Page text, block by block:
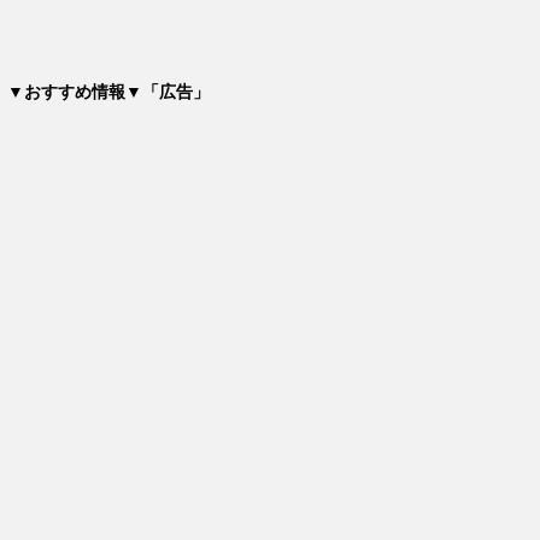
▼おすすめ情報▼「広告」